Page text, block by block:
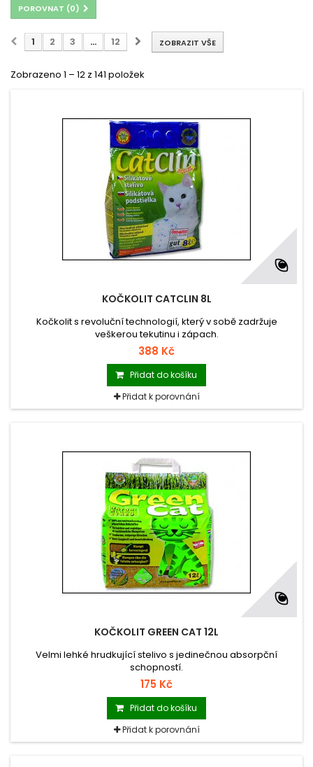
POROVNAT (0)
ZOBRAZIT VŠE
1 2 3 ... 12
Zobrazeno 1 – 12 z 141 položek
KOČKOLIT CATCLIN 8L
Kočkolit s revoluční technologií, který v sobě zadržuje
veškerou tekutinu i zápach.
388 Kč
Přidat do košíku
Přidat k porovnání
KOČKOLIT GREEN CAT 12L
Velmi lehké hrudkující stelivo s jedinečnou absorpční
schopností.
175 Kč
Přidat do košíku
Přidat k porovnání